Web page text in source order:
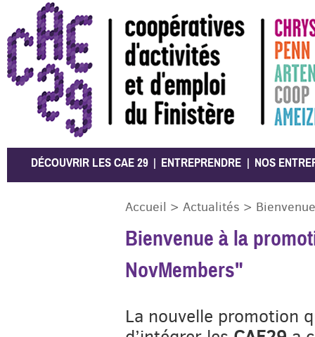
CAE 29
DÉCOUVRIR LES CAE 29 ENTREPRENDRE NOS
Accueil > Actualités >
Bienvenue à la
NovMembers"
La nouvelle promotion